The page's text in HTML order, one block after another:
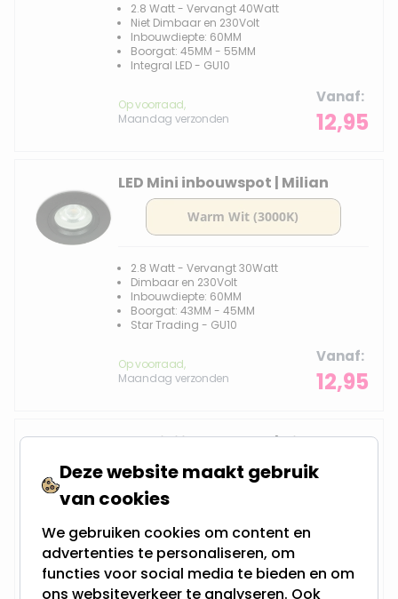
2.8 Watt - Vervangt 40Watt
Niet Dimbaar en 230Volt
Inbouwdiepte: 60MM
Boorgat: 45MM - 55MM
Integral LED - GU10
Op voorraad,
Maandag verzonden
Vanaf
12,95
LED Mini inbouwspot | Milian
2.8 Watt - Vervangt 30Watt
Dimbaar en 230Volt
Inbouwdiepte: 60MM
Boorgat: 43MM - 45MM
Star Trading - GU10
Op voorraad,
Maandag verzonden
Vanaf
12,95
LED Mini inbouwspot | Diecho
2.8 Watt - Vervangt 30Watt
Dimbaar en 230Volt
Inbouwdiepte: 60MM
Boorgat: 43MM - 45MM
Deze website maakt gebruik
van cookies
We gebruiken cookies om content en
advertenties te personaliseren, om
functies voor social media te bieden en om
ons websiteverkeer te analyseren. Ook